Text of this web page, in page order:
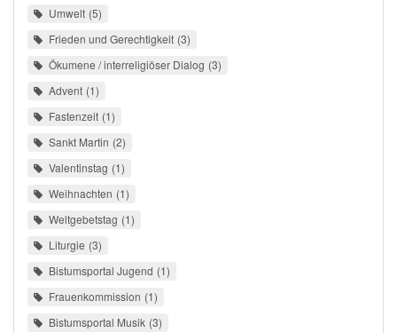
Umwelt 5
Frieden und Gerechtigkeit 3
Ökumene / interreligiöser Dialog 3
Advent 1
Fastenzeit 1
Sankt Martin 2
Valentinstag 1
Weihnachten 1
Weltgebetstag 1
Liturgie 3
Bistumsportal Jugend 1
Frauenkommission 1
Bistumsportal Musik 3